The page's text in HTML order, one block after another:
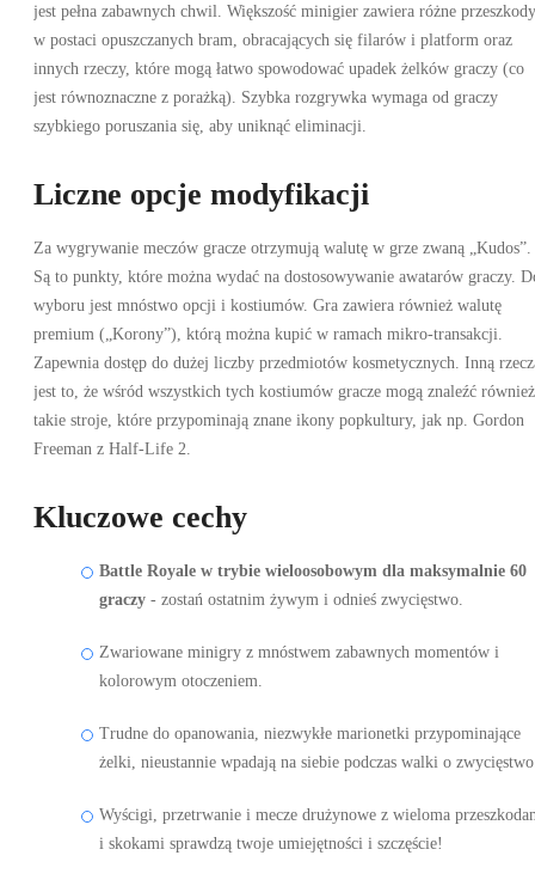
jest pełna zabawnych chwil. Większość minigier zawiera różne przeszkody
w postaci opuszczanych bram, obracających się filarów i platform oraz
innych rzeczy, które mogą łatwo spowodować upadek żelków graczy (co
jest równoznaczne z porażką). Szybka rozgrywka wymaga od graczy
szybkiego poruszania się, aby uniknąć eliminacji.
Liczne opcje modyfikacji
Za wygrywanie meczów gracze otrzymują walutę w grze zwaną „Kudos”.
Są to punkty, które można wydać na dostosowywanie awatarów graczy.
wyboru jest mnóstwo opcji i kostiumów. Gra zawiera również walutę
premium („Korony”), którą można kupić w ramach mikro-transakcji.
Zapewnia dostęp do dużej liczby przedmiotów kosmetycznych. Inną
jest to, że wśród wszystkich tych kostiumów gracze mogą znaleźć również
takie stroje, które przypominają znane ikony popkultury, jak np. Gordon
Freeman z Half-Life 2.
Kluczowe cechy
Battle Royale w trybie wieloosobowym dla maksymalnie 60
graczy - zostań ostatnim żywym i odnieś zwycięstwo.
Zwariowane minigry z mnóstwem zabawnych momentów i
kolorowym otoczeniem.
Trudne do opanowania, niezwykłe marionetki przypominające
żelki, nieustannie wpadają na siebie podczas walki o
Wyścigi, przetrwanie i mecze drużynowe z wieloma
i skokami sprawdzą twoje umiejętności i szczęście!